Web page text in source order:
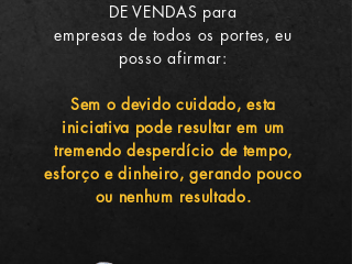
DE VENDAS para
empresas de todos os portes, eu
posso afirmar:
Sem o devido cuidado, esta
iniciativa pode resultar em um
tremendo desperdício de tempo,
esforço e dinheiro, gerando pouco
ou nenhum resultado.